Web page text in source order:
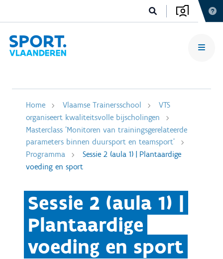
Home Vlaamse Trainersschool
VTS
organiseert kwaliteitsvolle bijscholingen
Masterclass 'Monitoren van trainingsgerelateerde
parameters binnen duursport en teamsport'
Programma
Sessie 2 (aula 1) | Plantaardige
voeding en sport
Sessie 2 (aula 1) |
Plantaardige
voeding en sport